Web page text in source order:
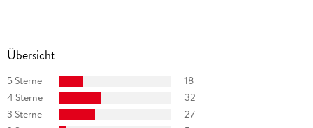
talentierter Zeichner heraus. Nachdem er sich das Comic-
seine ersten Zeichnungen. Nur drei Jahre später trifft er auf
René Goscinny, mit dem er eine der ruhmreichsten
Partnerschaften der Comicgeschichte eingeht. Seit dem Tod
Übersicht
5 Sterne
18
4 Sterne
32
3 Sterne
27